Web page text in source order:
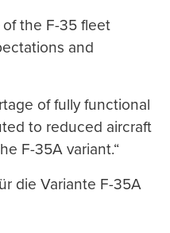
of the F-35 fleet
and
of fully functional
to reduced aircraft
F-35A variant.“
die Variante F-35A